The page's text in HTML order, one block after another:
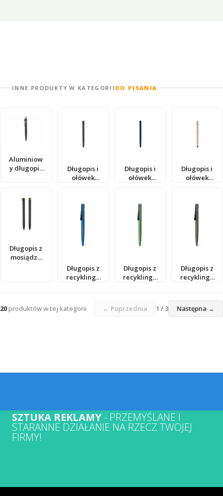
INNE PRODUKTY W KATEGORII DO PISANIA
Aluminiow
y długopis
Długopis i
ołówek
230210801
Długopis i
ołówek
230210804
Długopis i
ołówek
230210810
Długopis z
mosiądzu
Długopis z
recyklingu
Długopis z
recyklingu
Długopis z
recyklingu
20produktów w tej kategorii ← Poprzednia 1 / 3 Następna →
SZTUKA REKLAMY- PRZEMYŚLANE I
STARANNE DZIAŁANIE NA RZECZ TWOJEJ
FIRMY!